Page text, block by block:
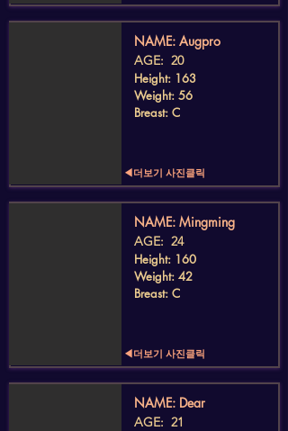
​NAME: Augpro
AGE: 20
Height: 163
Weight: 56
Breast: C
◀더보기 사진클릭
​NAME: Mingming
AGE: 24
Height: 160
Weight: 42
Breast: C
◀더보기 사진클릭
​NAME: Dear
AGE: 21